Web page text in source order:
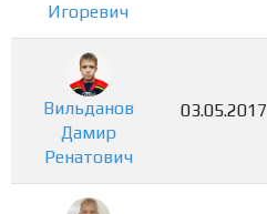
Игоревич
Вильданов
Дамир
Ренатович
03.05.2017